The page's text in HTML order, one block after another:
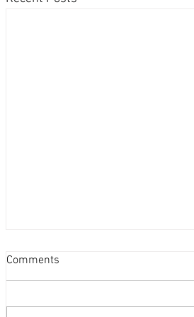
資產重估派Vs防守現金流派
Comments